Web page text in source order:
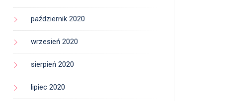
październik 2020
wrzesień 2020
sierpień 2020
lipiec 2020